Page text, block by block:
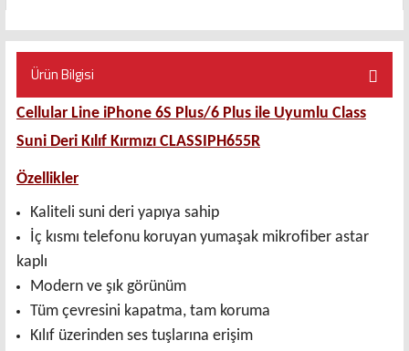
Ürün Bilgisi
Cellular Line iPhone 6S Plus/6 Plus ile Uyumlu Class
Suni Deri Kılıf Kırmızı CLASSIPH655R
Özellikler
Kaliteli suni deri yapıya sahip
İç kısmı telefonu koruyan yumaşak mikrofiber astar
kaplı
Modern ve şık görünüm
Tüm çevresini kapatma, tam koruma
Kılıf üzerinden ses tuşlarına erişim